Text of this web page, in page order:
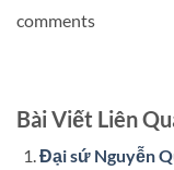
comments
Bài Viết Liên
Đại sứ Nguyễn